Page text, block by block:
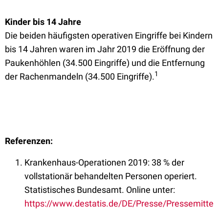
Kinder bis 14 Jahre
Die beiden häufigsten operativen Eingriffe bei Kindern
bis 14 Jahren waren im Jahr 2019 die Eröffnung der
Paukenhöhlen (34.500 Eingriffe) und die Entfernung
der Rachenmandeln (34.500 Eingriffe).1
Referenzen:
Krankenhaus-Operationen 2019: 38 % der
vollstationär behandelten Personen operiert.
Statistisches Bundesamt. Online unter:
https://www.destatis.de/DE/Presse/Pressemitte